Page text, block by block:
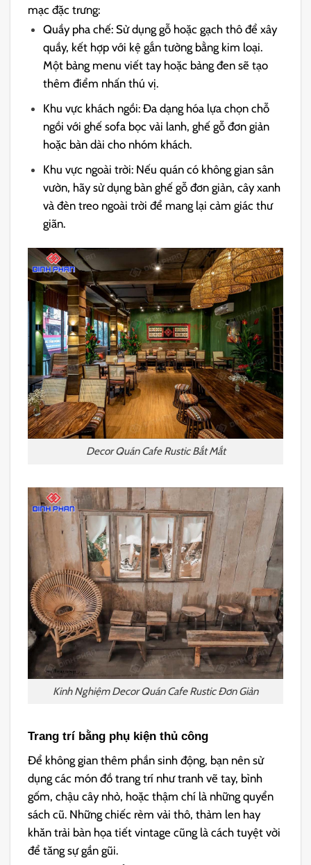
mạc đặc trưng:
Quầy pha chế: Sử dụng gỗ hoặc gạch thô để xây
quầy, kết hợp với kệ gắn tường bằng kim loại.
Một bảng menu viết tay hoặc bảng đen sẽ tạo
thêm điểm nhấn thú vị.
Khu vực khách ngồi: Đa dạng hóa lựa chọn chỗ
ngồi với ghế sofa bọc vải lanh, ghế gỗ đơn giản
hoặc bàn dài cho nhóm khách.
Khu vực ngoài trời: Nếu quán có không gian sân
vườn, hãy sử dụng bàn ghế gỗ đơn giản, cây xanh
và đèn treo ngoài trời để mang lại cảm giác thư
giãn.
Decor Quán Cafe Rustic Bắt Mắt
Kinh Nghiệm Decor Quán Cafe Rustic Đơn Giản
Trang trí bằng phụ kiện thủ công
Để không gian thêm phần sinh động, bạn nên sử
dụng các món đồ trang trí như tranh vẽ tay, bình
gốm, chậu cây nhỏ, hoặc thậm chí là những quyển
sách cũ. Những chiếc rèm vải thô, thảm len hay
khăn trải bàn họa tiết vintage cũng là cách tuyệt vời
để tăng sự gần gũi.